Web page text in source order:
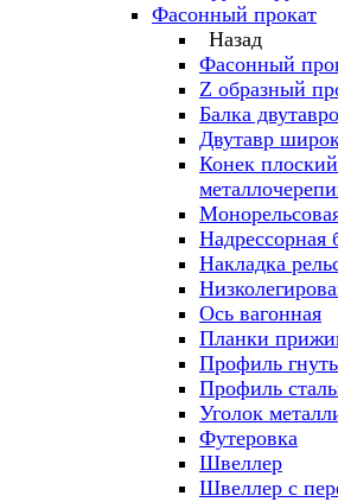
Фасонный прокат
Назад
Фасонный
Z образный
Балка
Двутавр
Конек
Надрессорная
Накладка
Ось вагонная
Планки
Профиль
Профиль
Уголок
Футеровка
Швеллер
Швеллер с